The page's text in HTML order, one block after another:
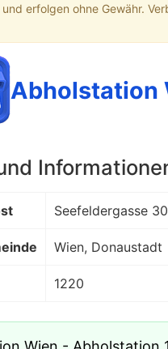
erfolgen ohne Gewähr.
Abholstation
Seefeldergasse 30
Wien, Donaustadt
1220